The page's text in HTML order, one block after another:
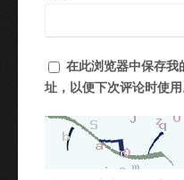
在此浏览器中保存我
址，以便下次评论时使用